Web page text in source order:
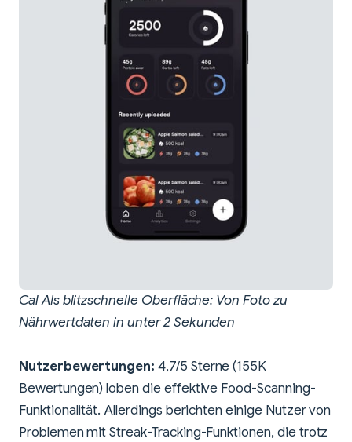
Cal AIs blitzschnelle Oberfläche: Von Foto zu
Nährwertdaten in unter 2 Sekunden
Nutzerbewertungen: 4,7/5 Sterne (155K
Bewertungen) loben die effektive Food-Scanning-
Funktionalität. Allerdings berichten einige Nutzer von
Problemen mit Streak-Tracking-Funktionen, die trotz